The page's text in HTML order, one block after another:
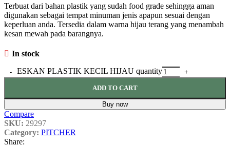
Terbuat dari bahan plastik yang sudah food grade sehingga aman
digunakan sebagai tempat minuman jenis apapun sesuai dengan
keperluan anda. Tersedia dalam warna hijau terang yang menambah
kesan mewah pada barangnya.
In stock
ESKAN PLASTIK KECIL HIJAU quantity
ADD TO CART
Buy now
Compare
SKU: 29297
Category: PITCHER
Share: